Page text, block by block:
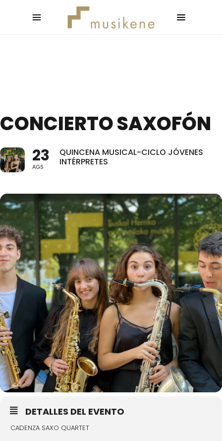
CONCIERTO SAXOFÓN
23
AGS
QUINCENA MUSICAL-CICLO JÓVENES
INTÉRPRETES
DETALLES DEL EVENTO
CADENZA SAXO QUARTET